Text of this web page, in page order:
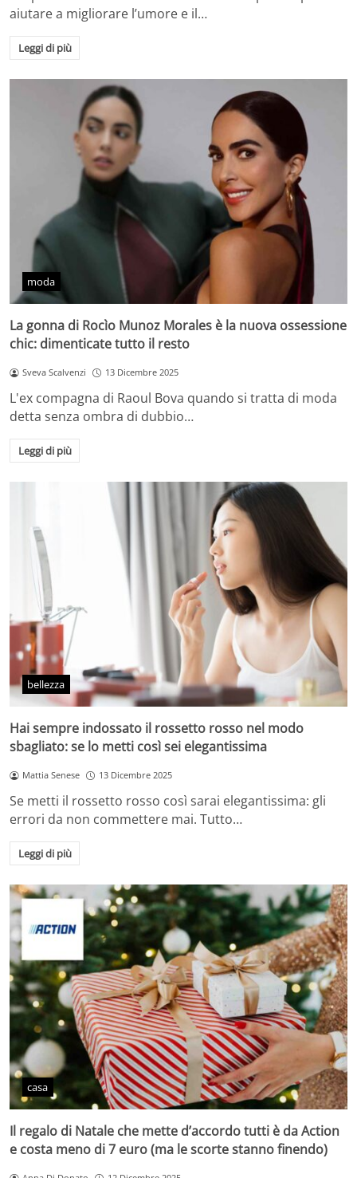
aiutare a migliorare l’umore e il…
Leggi di più
moda
La gonna di Rocìo Munoz Morales è la nuova ossessione
chic: dimenticate tutto il resto
Sveva Scalvenzi 13 Dicembre 2025
L'ex compagna di Raoul Bova quando si tratta di moda
detta senza ombra di dubbio…
Leggi di più
bellezza
Hai sempre indossato il rossetto rosso nel modo
sbagliato: se lo metti così sei elegantissima
Mattia Senese 13 Dicembre 2025
Se metti il rossetto rosso così sarai elegantissima: gli
errori da non commettere mai. Tutto…
Leggi di più
casa
Il regalo di Natale che mette d’accordo tutti è da Action
e costa meno di 7 euro (ma le scorte stanno finendo)